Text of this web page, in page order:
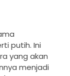
putih. Ini
yang akan
menjadi